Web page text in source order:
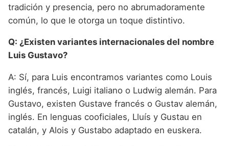
tradición y presencia, pero no abrumadoramente
común, lo que le otorga un toque distintivo.
Q: ¿Existen variantes internacionales del nombre
Luis Gustavo?
A: Sí, para Luis encontramos variantes como Louis
inglés, francés, Luigi italiano o Ludwig alemán. Para
Gustavo, existen Gustave francés o Gustav alemán,
inglés. En lenguas cooficiales, Lluís y Gustau en
catalán, y Alois y Gustabo adaptado en euskera.